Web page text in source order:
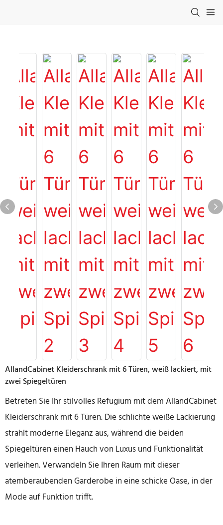
AllandCabinet Kleiderschrank mit 6 Türen, weiß lackiert, mit
zwei Spiegeltüren
Betreten Sie Ihr stilvolles Refugium mit dem AllandCabinet
Kleiderschrank mit 6 Türen. Die schlichte weiße Lackierung
strahlt moderne Eleganz aus, während die beiden
Spiegeltüren einen Hauch von Luxus und Funktionalität
verleihen. Verwandeln Sie Ihren Raum mit dieser
atemberaubenden Garderobe in eine schicke Oase, in der
Mode auf Funktion trifft.